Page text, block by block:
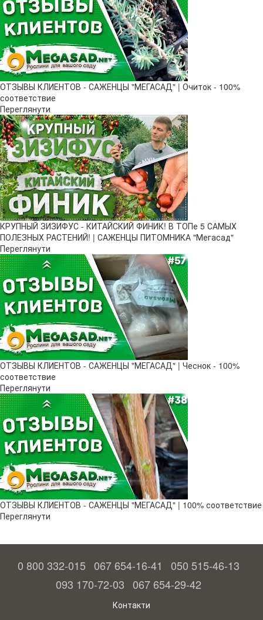
ОТЗЫВЫ КЛИЕНТОВ - САЖЕНЦЫ "МЕГАСАД" | Очиток - 100%
соответствие
Переглянути
КРУПНЫЙ ЗИЗИФУС - КИТАЙСКИЙ ФИНИК! В ТОПе 5 САМЫХ
ПОЛЕЗНЫХ РАСТЕНИЙ! | САЖЕНЦЫ ПИТОМНИКА "Мегасад"
Переглянути
ОТЗЫВЫ КЛИЕНТОВ - САЖЕНЦЫ "МЕГАСАД" | Чеснок - 100%
соответствие
Переглянути
ОТЗЫВЫ КЛИЕНТОВ - САЖЕНЦЫ "МЕГАСАД" | 100% соответствие
Переглянути
0 800 332-015 067 654-16-41
050 515-46-13
093 170-72-03 067 654-29-42
Контакти